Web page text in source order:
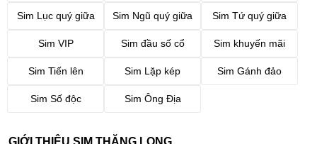
Sim Lục quý giữa Sim Ngũ quý giữa Sim Tứ quý giữa
Sim VIP Sim đầu số cổ Sim khuyến mãi
Sim Tiến lên Sim Lặp kép Sim Gánh đảo
Sim Số độc Sim Ông Địa
GIỚI THIỆU SIM THĂNG LONG